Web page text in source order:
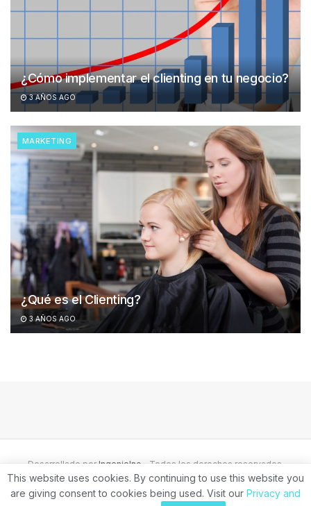
¿Cómo implementar el clienting en tu negocio?
3 AÑOS AGO
MARKETING
¿Qué es el Clienting?
3 AÑOS AGO
Desarrollado porIngenioInc- Todos los derechos reservados.
This website uses cookies. By continuing to use this website you
are giving consent to cookies being used. Visit our Privacy and